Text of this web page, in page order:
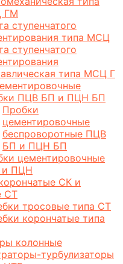
ГМ
ступенчатого
типа МСЦ
ступенчатого
типа МСЦ Г
ПЦВ БП и ПЦН БП
Пробки
цементировочные
беспроворотные ПЦВ
БП и ПЦН БП
цементировочные
ПЦН
СК и
СТ
тросовые типа СТ
корончатые типа
колонные
турбулизаторы